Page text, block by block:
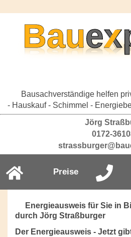
Bausachverständige helfen
- Hauskauf - Schimmel -
Jörg
0172-
Preise
Energieausweis für Sie in
durch Jörg Straßburger
Der Energieausweis - Jetzt